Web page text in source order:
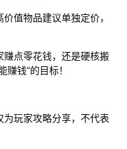
值物品建议单独定价，
点零花钱，还是硬核搬
钱”的目标！
玩家攻略分享，不代表